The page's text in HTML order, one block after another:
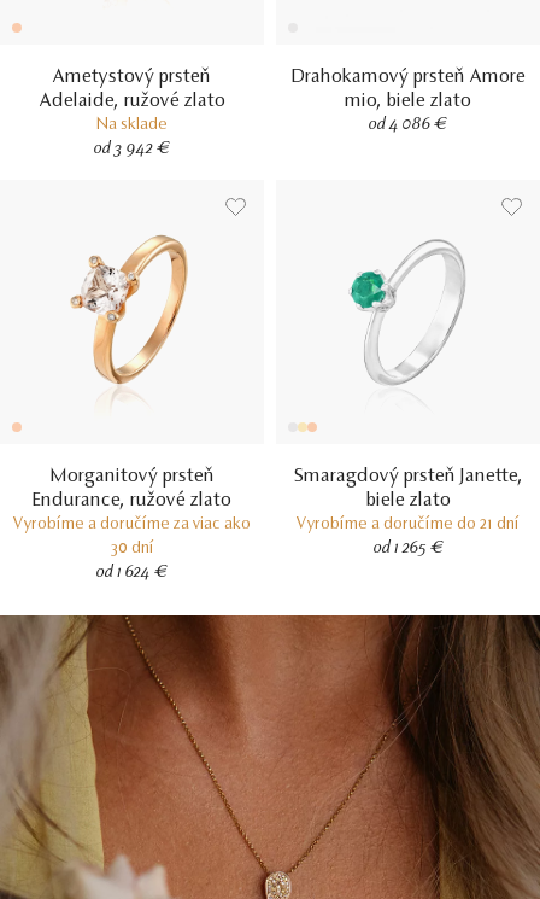
Ametystový prsteň
Adelaide, ružové zlato
Na sklade
od 3 942 €
Drahokamový prsteň Amore
mio, biele zlato
od 4 086 €
Morganitový prsteň
Endurance, ružové zlato
Vyrobíme a doručíme za viac ako
30 dní
od 1 624 €
Smaragdový prsteň Janette,
biele zlato
Vyrobíme a doručíme do 21 dní
od 1 265 €